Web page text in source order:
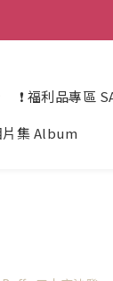
❗ 福利品專區
片集 Album